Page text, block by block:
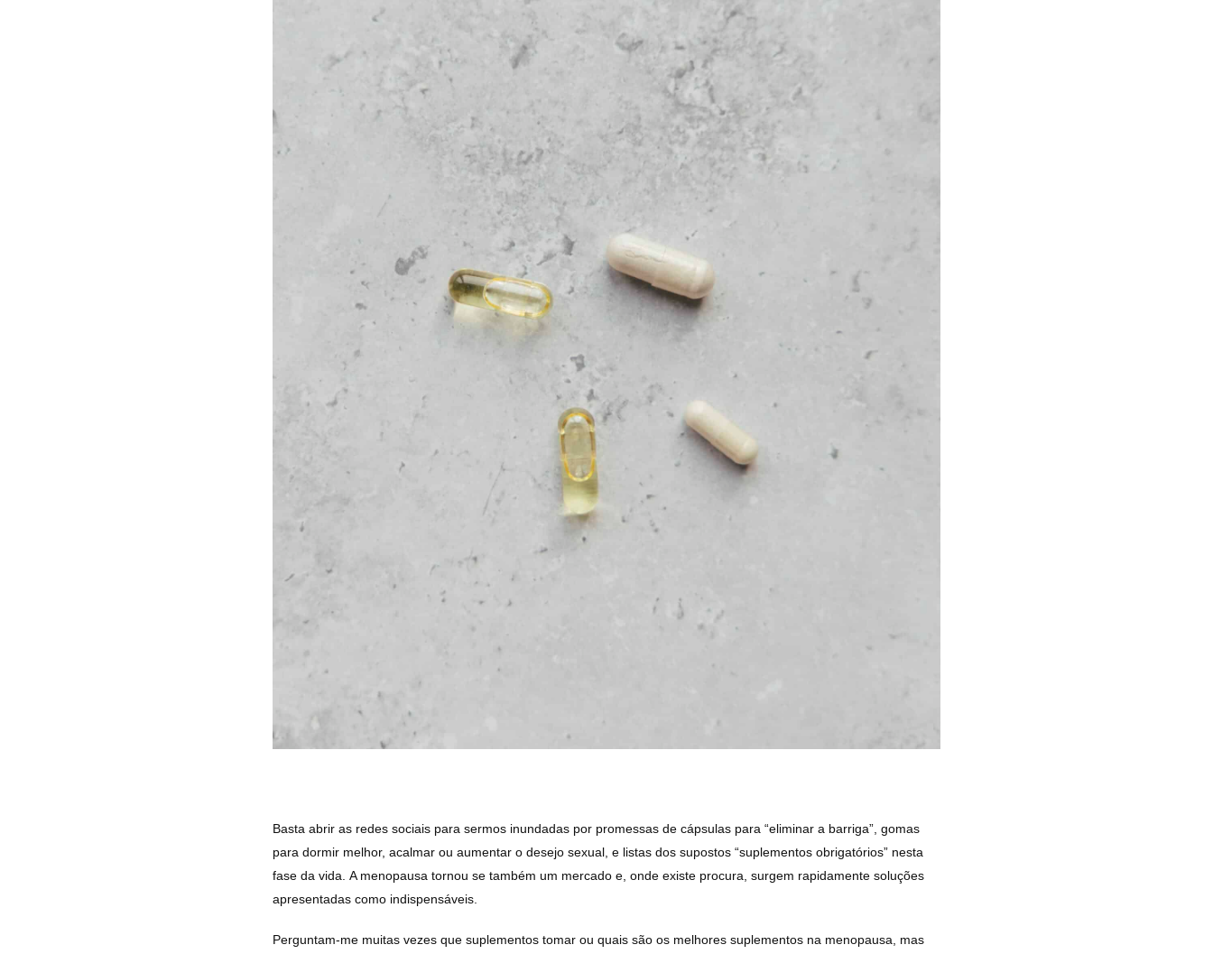
Basta abrir as redes sociais para sermos inundadas por promessas de cápsulas para “eliminar a barriga”, gomas
para dormir melhor, acalmar ou aumentar o desejo sexual, e listas dos supostos “suplementos obrigatórios” nesta
fase da vida. A menopausa tornou se também um mercado e, onde existe procura, surgem rapidamente soluções
apresentadas como indispensáveis.
Perguntam-me muitas vezes que suplementos tomar ou quais são os melhores suplementos na menopausa, mas